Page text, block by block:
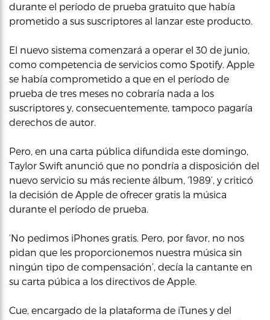
durante el período de prueba gratuito que había
prometido a sus suscriptores al lanzar este producto.
El nuevo sistema comenzará a operar el 30 de junio,
como competencia de servicios como Spotify. Apple
se había comprometido a que en el período de
prueba de tres meses no cobraría nada a los
suscriptores y, consecuentemente, tampoco pagaría
derechos de autor.
Pero, en una carta pública difundida este domingo,
Taylor Swift anunció que no pondría a disposición del
nuevo servicio su más reciente álbum, ‘1989’, y criticó
la decisión de Apple de ofrecer gratis la música
durante el período de prueba.
‘No pedimos iPhones gratis. Pero, por favor, no nos
pidan que les proporcionemos nuestra música sin
ningún tipo de compensación’, decía la cantante en
su carta púbica a los directivos de Apple.
Cue, encargado de la plataforma de iTunes y del